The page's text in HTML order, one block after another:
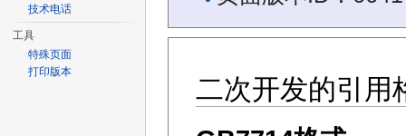
二次开发的引用
技术电话
工具
特殊页面
打印版本